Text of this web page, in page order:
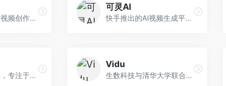
字节跳动旗下AI视频创作平台，支持多模态内容生成。面向内容创作者和营销人员，提供文生视频、图生视频、智能剪辑等功能，中文理解能力强，创作效率高。
可灵AI
快手推出的AI视频生成平台，支持文生视频和图生视频，可生成长达2分钟的高质量视频内容。面向短视频创作者和营销人员，操作简便，生成效果逼真，适合商业推广和创意表达。
AI视频创作工具，专注于智能剪辑和视频生成。面向视频创作者，提供智能剪辑、视频生成、特效添加等功能，剪辑效率高，适合快节奏内容生产。
Vidu
生数科技与清华大学联合研发的AI视频生成大模型。面向视频创作者和内容生产者，支持文生视频、图生视频，视频质量高，物理运动理解准确，国产视频生成领先工具。